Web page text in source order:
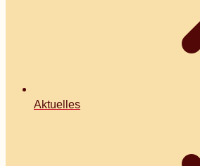
Aktuelles